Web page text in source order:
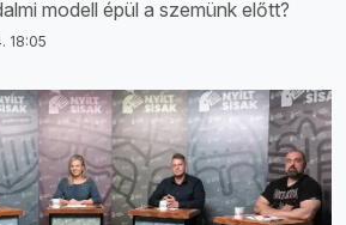
modell épül a szemünk előtt?
18:05